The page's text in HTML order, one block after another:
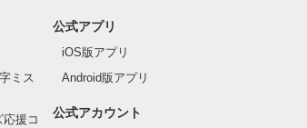
ミス
援コ
公式アプリ
iOS版アプリ
Android版アプリ
公式アカウント